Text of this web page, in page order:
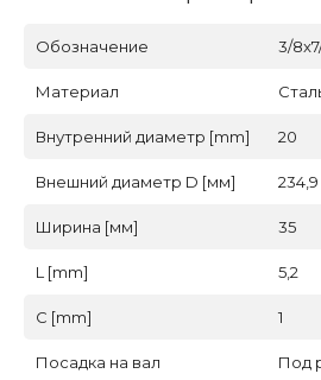
Обозначение 3/
Материал
Внутренний диаметр [mm] 20
Внешний диаметр D [мм] 234,9
Ширина [мм] 35
L [mm] 5,2
C [mm] 1
Посадка на вал Под